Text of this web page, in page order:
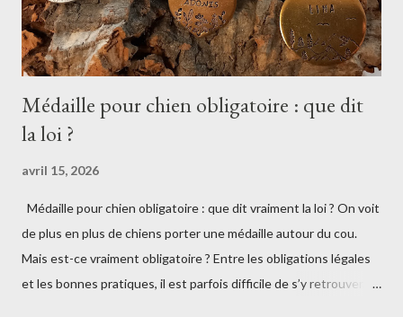
Médaille pour chien obligatoire : que dit
la loi ?
avril 15, 2026
Médaille pour chien obligatoire : que dit vraiment la loi ? On voit
de plus en plus de chiens porter une médaille autour du cou.
Mais est-ce vraiment obligatoire ? Entre les obligations légales
et les bonnes pratiques, il est parfois difficile de s’y retrouver.